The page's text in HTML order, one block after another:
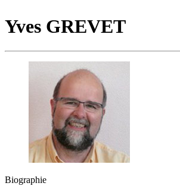
Yves GREVET
Biographie